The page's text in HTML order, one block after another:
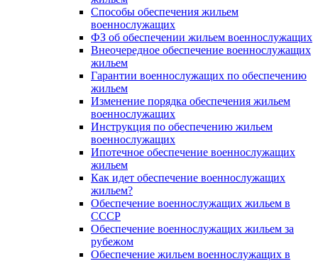
Способы обеспечения жильем
военнослужащих
ФЗ об обеспечении жильем военнослужащих
Внеочередное обеспечение военнослужащих
жильем
Гарантии военнослужащих по обеспечению
жильем
Изменение порядка обеспечения жильем
военнослужащих
Инструкция по обеспечению жильем
военнослужащих
Ипотечное обеспечение военнослужащих
жильем
Как идет обеспечение военнослужащих
жильем?
Обеспечение военнослужащих жильем в
СССР
Обеспечение военнослужащих жильем за
рубежом
Обеспечение жильем военнослужащих в